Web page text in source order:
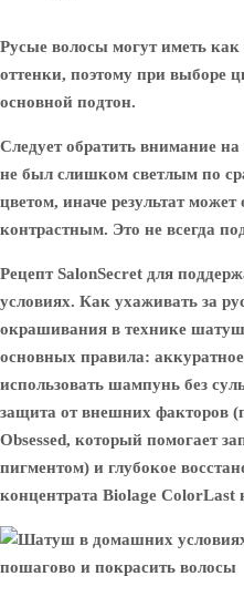
Русые волосы могут иметь
оттенки, поэтому при выборе
основной подтон.
Следует обратить внимание
не был слишком светлым по
цветом, иначе результат
контрастным. Это не всегда
Рецепт SalonSecret для
условиях. Как ухаживать за
окрашивания в технике
основных правила:
использовать шампунь без
защита от внешних факторов
Obsessed, который помогает
пигментом) и глубокое
концентрата Biolage ColorLast